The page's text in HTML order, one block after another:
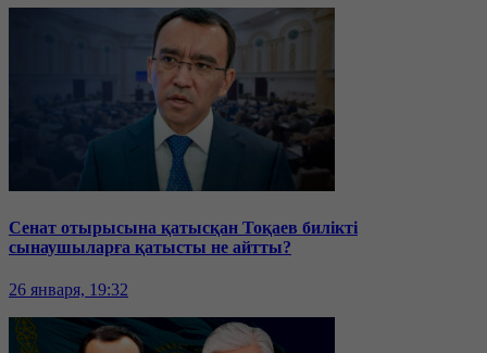
Сенат отырысына қатысқан Тоқаев билікті
сынаушыларға қатысты не айтты?
26 января, 19:32